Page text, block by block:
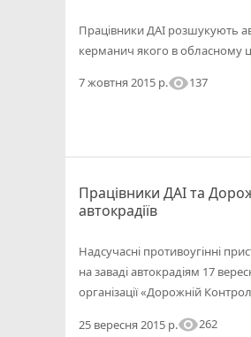
Працівники ДАІ розшукують
керманич якого в обласному
7 жовтня 2015 р.visibility137
Працівники ДАІ та
автокрадіїв
Надсучасні противоугінні
на заваді автокрадіям 17
організації «Дорожній
25 вересня 2015 р.visibility262